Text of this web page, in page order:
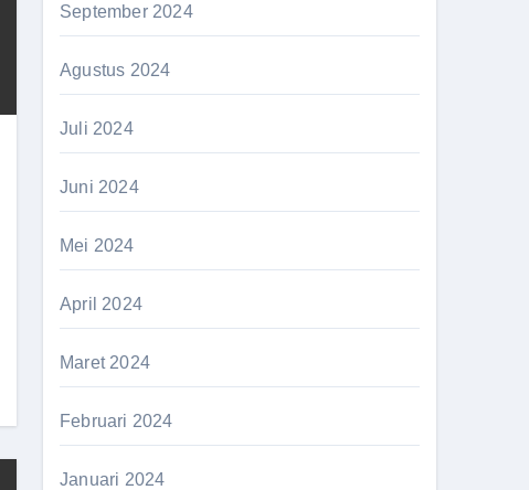
September 2024
Agustus 2024
Juli 2024
Juni 2024
Mei 2024
April 2024
Maret 2024
Februari 2024
Januari 2024